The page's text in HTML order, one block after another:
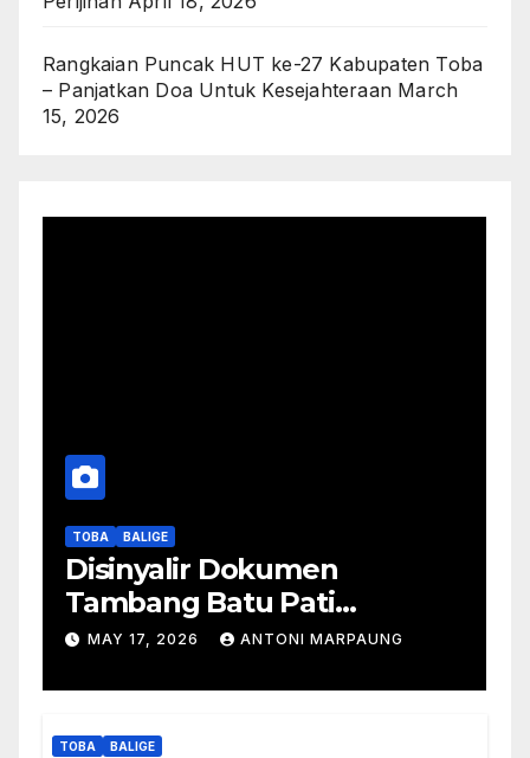
Rangkaian Puncak HUT ke-27 Kabupaten Toba
– Panjatkan Doa Untuk Kesejahteraan March
15, 2026
TOBA BALIGE
Disinyalir Dokumen
Tambang Batu Pati
Simanjuntak Palsu – Jerry
Berada Di DTA – Frengki
Pardede : Kami Tidak Miliki
MAY 17, 2026 ANTONI MARPAUNG
TOBA BALIGE